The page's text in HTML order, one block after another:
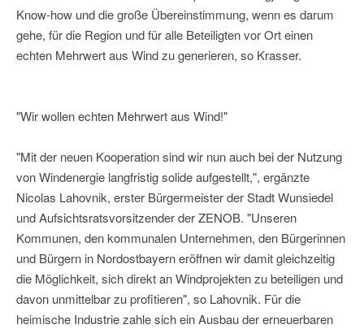
Know-how und die große Übereinstimmung, wenn es darum
gehe, für die Region und für alle Beteiligten vor Ort einen
echten Mehrwert aus Wind zu generieren, so Krasser.
"Wir wollen echten Mehrwert aus Wind!"
"Mit der neuen Kooperation sind wir nun auch bei der Nutzung
von Windenergie langfristig solide aufgestellt,", ergänzte
Nicolas Lahovnik, erster Bürgermeister der Stadt Wunsiedel
und Aufsichtsratsvorsitzender der ZENOB. "Unseren
Kommunen, den kommunalen Unternehmen, den Bürgerinnen
und Bürgern in Nordostbayern eröffnen wir damit gleichzeitig
die Möglichkeit, sich direkt an Windprojekten zu beteiligen und
davon unmittelbar zu profitieren", so Lahovnik. Für die
heimische Industrie zahle sich ein Ausbau der erneuerbaren